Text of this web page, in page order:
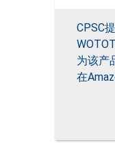
CPSC
为该产
在